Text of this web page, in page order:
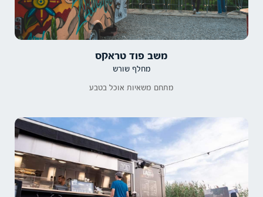
משב פוד טראקס
מחלף שורש
מתחם משאיות אוכל בטבע